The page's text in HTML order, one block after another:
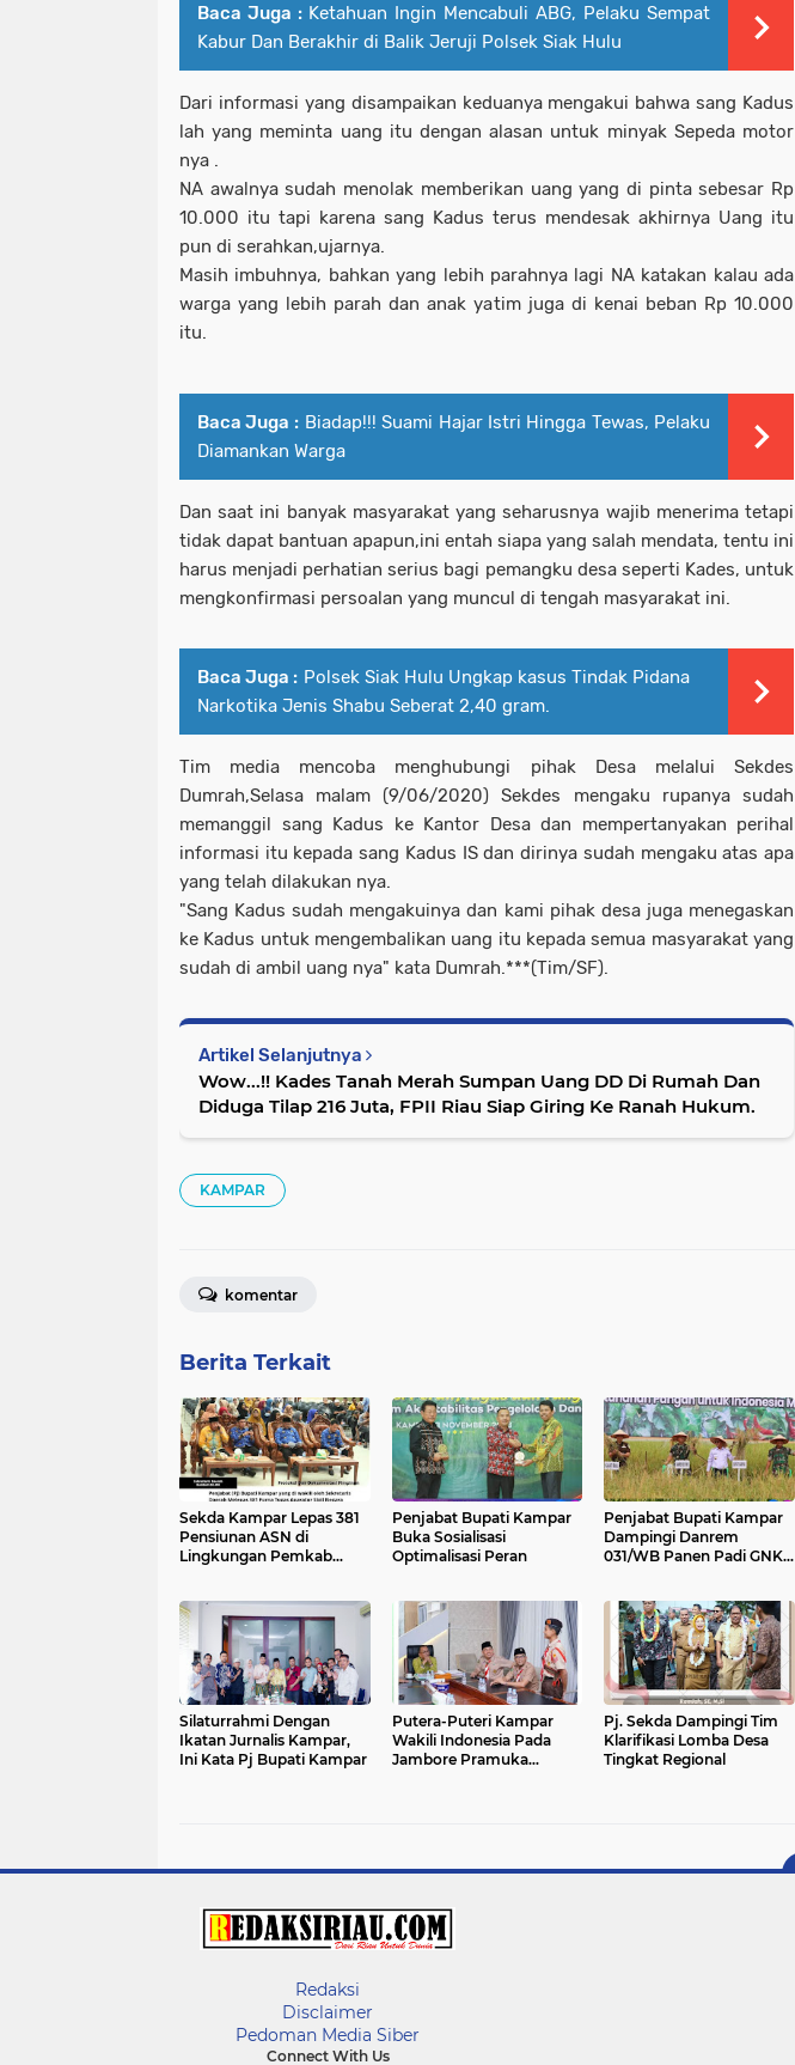
Baca Juga : Ketahuan Ingin Mencabuli ABG, Pelaku Sempat
Kabur Dan Berakhir di Balik Jeruji Polsek Siak Hulu
Dari informasi yang disampaikan keduanya mengakui bahwa sang Kadus
lah yang meminta uang itu dengan alasan untuk minyak Sepeda motor
nya .
NA awalnya sudah menolak memberikan uang yang di pinta sebesar Rp
10.000 itu tapi karena sang Kadus terus mendesak akhirnya Uang itu
pun di serahkan,ujarnya.
Masih imbuhnya, bahkan yang lebih parahnya lagi NA katakan kalau ada
warga yang lebih parah dan anak yatim juga di kenai beban Rp 10.000
itu.
Baca Juga : Biadap!!! Suami Hajar Istri Hingga Tewas, Pelaku
Diamankan Warga
Dan saat ini banyak masyarakat yang seharusnya wajib menerima tetapi
tidak dapat bantuan apapun,ini entah siapa yang salah mendata, tentu ini
harus menjadi perhatian serius bagi pemangku desa seperti Kades, untuk
mengkonfirmasi persoalan yang muncul di tengah masyarakat ini.
Baca Juga : Polsek Siak Hulu Ungkap kasus Tindak Pidana
Narkotika Jenis Shabu Seberat 2,40 gram.
Tim media mencoba menghubungi pihak Desa melalui Sekdes
Dumrah,Selasa malam (9/06/2020) Sekdes mengaku rupanya sudah
memanggil sang Kadus ke Kantor Desa dan mempertanyakan perihal
informasi itu kepada sang Kadus IS dan dirinya sudah mengaku atas apa
yang telah dilakukan nya.
"Sang Kadus sudah mengakuinya dan kami pihak desa juga menegaskan
ke Kadus untuk mengembalikan uang itu kepada semua masyarakat yang
sudah di ambil uang nya" kata Dumrah.***(Tim/SF).
Artikel Selanjutnya
Wow...!! Kades Tanah Merah Sumpan Uang DD Di Rumah Dan
Diduga Tilap 216 Juta, FPII Riau Siap Giring Ke Ranah Hukum.
KAMPAR
komentar
Berita Terkait
Sekda Kampar Lepas 381
Pensiunan ASN di
Lingkungan Pemkab
Penjabat Bupati Kampar
Buka Sosialisasi
Optimalisasi Peran
Penjabat Bupati Kampar
Dampingi Danrem
031/WB Panen Padi GNKP
Silaturrahmi Dengan
Ikatan Jurnalis Kampar,
Ini Kata Pj Bupati Kampar
Putera-Puteri Kampar
Wakili Indonesia Pada
Jambore Pramuka
Pj. Sekda Dampingi Tim
Klarifikasi Lomba Desa
Tingkat Regional
Redaksi
Disclaimer
Pedoman Media Siber
Connect With Us